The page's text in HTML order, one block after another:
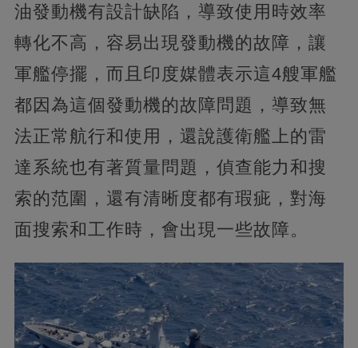
油發動機有設計缺陷，導致使用時效率
轉化不高，容易出現發動機的故障，讓
軍艦停擺，而且印度媒體表示這4艘軍艦
都因為這個發動機的故障問題，導致無
法正常航行和使用，還說護衛艦上的雷
達系統也有著質量問題，偵查能力和搜
索的范圍，還有清晰度都有瑕疵，對海
面搜索和工作時，會出現一些故障。